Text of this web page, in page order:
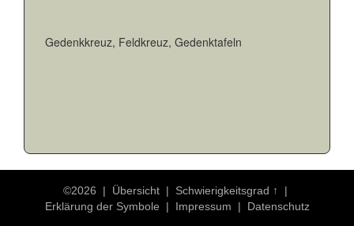
Gedenkkreuz, Feldkreuz, Gedenktafeln
©2026 | Übersicht | Schwierigkeitsgrad ↑
|
Erklärung der Symbole
| Impressum | Datenschutz